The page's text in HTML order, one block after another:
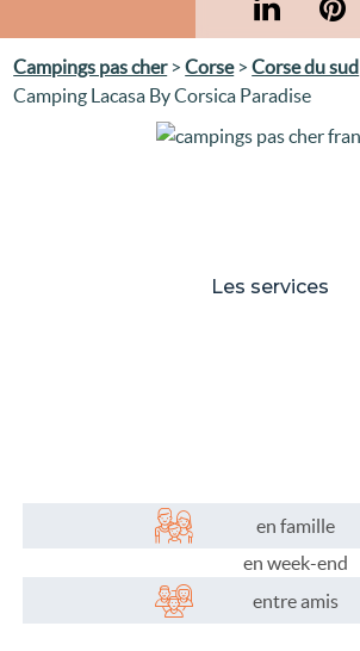
Campings pas cher>Corse>Corse du sud
Camping Lacasa By Corsica Paradise
Les services
Les infos pratiques
en famille
en week-end
entre amis